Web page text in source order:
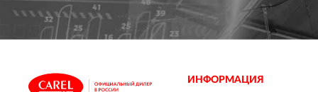
ИНФОРМАЦИЯ